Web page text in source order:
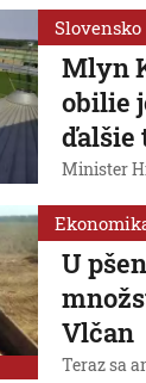
Slovensko
Mlyn
obilie
ďalšie
Minister
U
Vlčan
Teraz sa